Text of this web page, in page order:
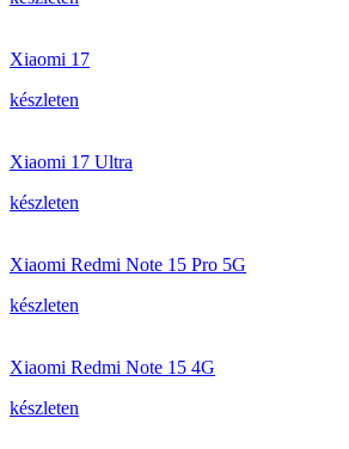
Xiaomi 17
készleten
Xiaomi 17 Ultra
készleten
Xiaomi Redmi Note 15 Pro 5G
készleten
Xiaomi Redmi Note 15 4G
készleten